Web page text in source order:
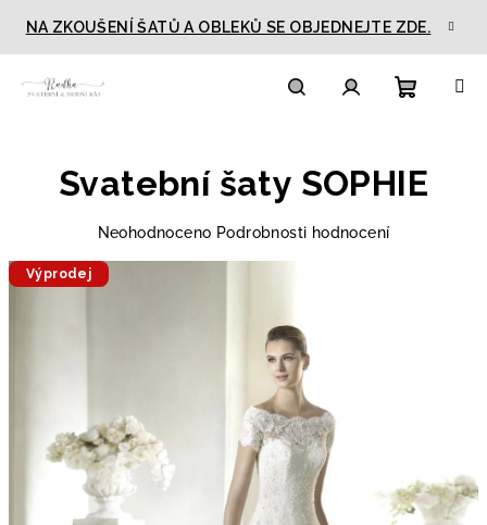
obsah
NA ZKOUŠENÍ ŠATŮ A OBLEKŮ SE OBJEDNEJTE ZDE.
košík
Svatební šaty SOPHIE
Průměrné
Neohodnoceno Podrobnosti hodnocení
Výprodej